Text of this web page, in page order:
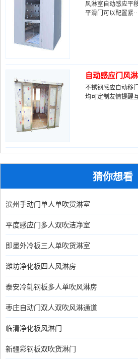
风淋室自动感应平
平滑门可以配置紧
自动感应门风
不锈钢感应自动移
均可定制友情提醒互
猜你想看
滨州手动门单人单吹货淋室
平度感应门多人双吹洁净室
即墨外冷板三人单吹货淋室
潍坊净化板四人风淋房
泰安冷轧钢板多人单吹风淋房
枣庄自动门双人双吹风淋通道
临清净化板风淋门
新疆彩钢板双吹货淋门